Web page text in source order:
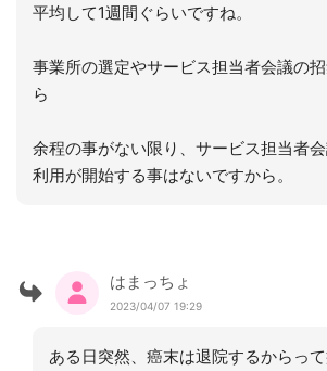
平均して1週間ぐらいですね。
事業所の選定やサービス担当者会議の
ら
余程の事がない限り、サービス担当者
利用が開始する事はないですから。
はまっちょ
2023/04/07 19:29
ある日突然、癌末は退院するからっ